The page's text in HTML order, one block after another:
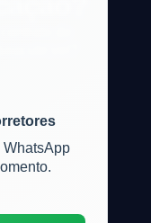
WhatsApp
de